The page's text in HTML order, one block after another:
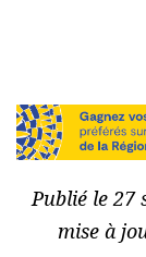
Publié le 27
mise à